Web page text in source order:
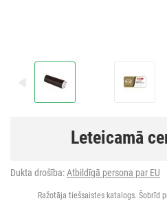
Leteicamā
Dukta drošība:Atbildīgā persona par EU
Ražotāja tiešsaistes katalogs. Šobrīd